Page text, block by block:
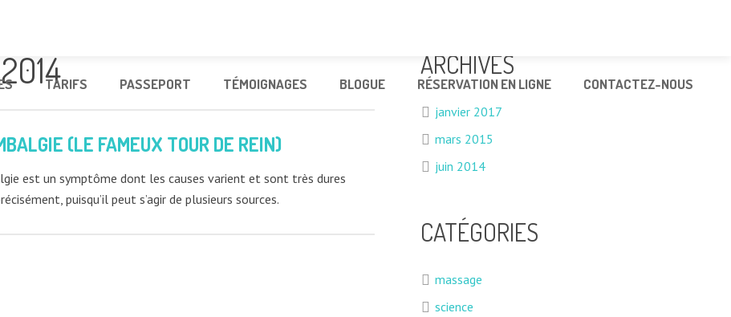
TARIFS PASSEPORT TÉMOIGNAGES BLOGUE RÉSERVATION EN LIGNE CONTACTEZ-NOUS
(LE FAMEUX TOUR DE REIN)
est un symptôme dont les causes varient et sont très dures
puisqu’il peut s’agir de plusieurs sources.
ARCHIVES
janvier 2017
mars 2015
juin 2014
CATÉGORIES
massage
science